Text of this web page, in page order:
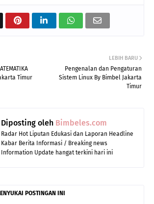
LEBIH BARU
Pengenalan dan Pengaturan
Sistem Linux By Bimbel Jakarta
Timur
Timur
Diposting oleh Bimbeles.com
Radar Hot Liputan Edukasi dan Laporan Headline
Kabar Berita Informasi / Breaking news
Information Update hangat terkini hari ini
POSTINGAN INI